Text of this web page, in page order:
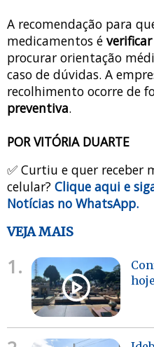
A recomendação para
medicamentos é
procurar orientação
caso de dúvidas. A
recolhimento ocorre de
preventiva.
POR VITÓRIA DUARTE
✅ Curtiu e quer receber
celular? Clique aqui e
Notícias no WhatsApp.
VEJA MAIS
1.